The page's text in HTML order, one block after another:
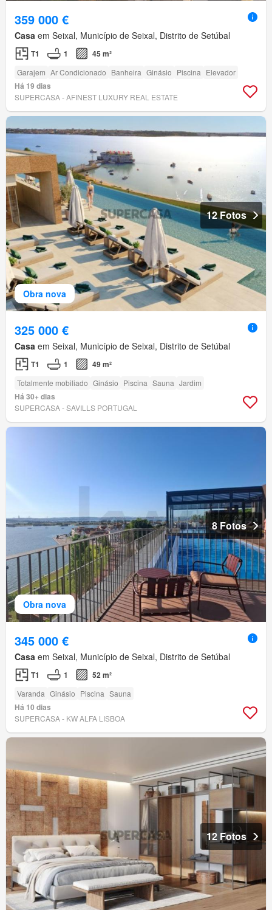
359 000 €
Casa em Seixal, Município de Seixal, Distrito de Setúbal
T1 1 45 m²
Garajem Ar Condicionado Banheira Ginásio Piscina Elevador
Há 19 dias
SUPERCASA - AFINEST LUXURY REAL ESTATE
Obra nova
12 Fotos
325 000 €
Casa em Seixal, Município de Seixal, Distrito de Setúbal
T1 1 49 m²
Totalmente mobiliado Ginásio Piscina Sauna Jardim
Há 30+ dias
SUPERCASA - SAVILLS PORTUGAL
Obra nova
8 Fotos
345 000 €
Casa em Seixal, Município de Seixal, Distrito de Setúbal
T1 1 52 m²
Varanda Ginásio Piscina Sauna
Há 10 dias
SUPERCASA - KW ALFA LISBOA
12 Fotos